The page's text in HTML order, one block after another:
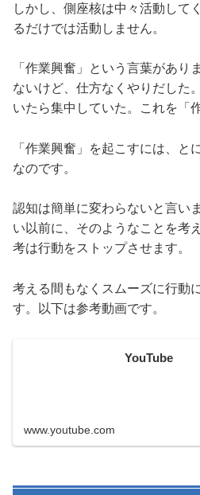
しかし、側座核は中々活動して
るだけでは活動しません。
「作業興奮」という言葉があり
ないけど、仕方なくやりだした
いたら集中していた。これを「
「作業興奮」を起こすには、と
なのです。
認知は簡単に変わらないと言い
い以前に、そのようなことを考
考は行動をストップさせます。
考える間もなくスムーズに行動
す。以下は参考動画です。
YouTube
www.youtube.com